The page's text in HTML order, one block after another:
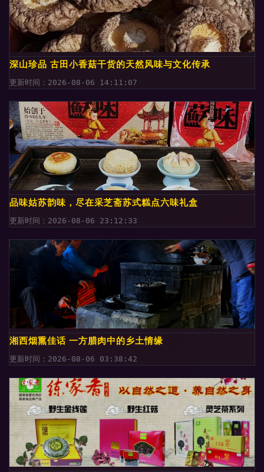
深山珍品 古田小香菇干货的天然风味与文化传承
更新时间：2026-08-06 14:11:07
品味姑苏韵味，尽在采芝斋苏式糕点六味礼盒
更新时间：2026-08-06 23:12:33
湘西烟熏佳话 一方腊肉中的乡土情缘
更新时间：2026-08-06 03:38:42